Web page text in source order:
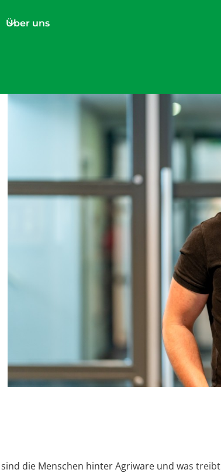
Über uns
die Menschen hinter Agriware und was treibt